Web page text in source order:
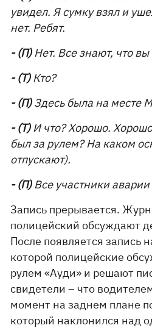
увидел. Я сумку взял и
нет. Ребят.
- (П)Нет. Все знают, что вы
- (Т)Кто?
- (П)Здесь была на месте
- (Т)И что? Хорошо.
был за рулем? На каком
отпускают).
- (П)Все участники аварии
Запись прерывается.
полицейский обсуждают
После появляется запись
которой полицейские
рулем «Ауди» и решают
свидетели – что
момент на заднем плане
который наклонился над